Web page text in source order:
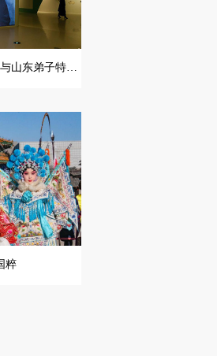
“学我者生——齐白石与山东弟子特展”开展
粹